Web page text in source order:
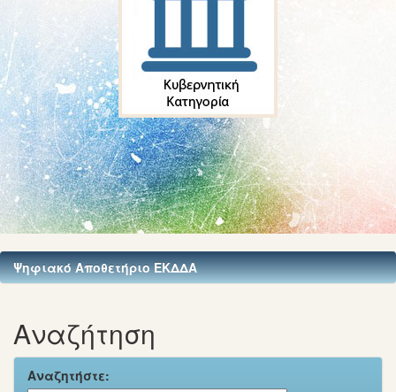
Ψηφιακό Αποθετήριο ΕΚΔΔΑ
Αναζήτηση
Αναζητήστε: